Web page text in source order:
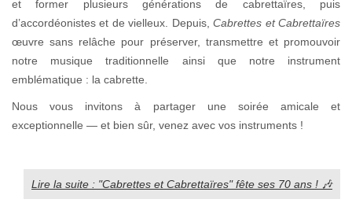
et former plusieurs générations de cabrettaïres, puis
d’accordéonistes et de vielleux. Depuis,Cabrettes et Cabrettaïres
œuvre sans relâche pour préserver, transmettre et promouvoir
notre musique traditionnelle ainsi que notre instrument
emblématique : la cabrette.
Nous vous invitons à partager une soirée amicale et
exceptionnelle — et bien sûr, venez avec vos instruments !
Lire la suite : "Cabrettes et Cabrettaïres" fête ses 70 ans ! 🎶